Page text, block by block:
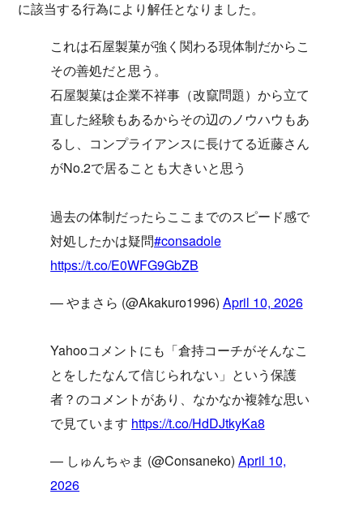
に該当する行為により解任となりました。
これは石屋製菓が強く関わる現体制だからこ
その善処だと思う。
石屋製菓は企業不祥事（改竄問題）から立て
直した経験もあるからその辺のノウハウもあ
るし、コンプライアンスに長けてる近藤さん
がNo.2で居ることも大きいと思う
過去の体制だったらここまでのスピード感で
対処したかは疑問#consadole
https://t.co/E0WFG9GbZB
— やまさら (@Akakuro1996) April 10, 2026
Yahooコメントにも「倉持コーチがそんなこ
とをしたなんて信じられない」という保護
者？のコメントがあり、なかなか複雑な思い
で見ています https://t.co/HdDJtkyKa8
— しゅんちゃま (@Consaneko) April 10,
2026